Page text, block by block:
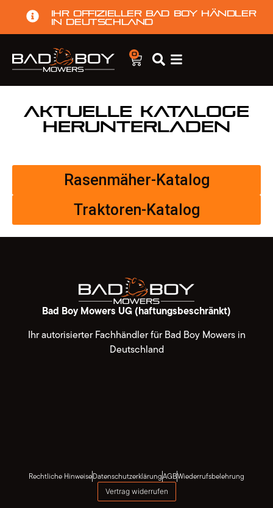
Ihr offizieller Bad Boy Händler
in Deutschland
0
Aktuelle Kataloge
herunterladen
Rasenmäher-Katalog
Traktoren-Katalog
Bad Boy Mowers UG (haftungsbeschränkt)
Ihr autorisierter Fachhändler für Bad Boy Mowers in
Deutschland
Rechtliche HinweiseDatenschutzerklärungAGBWiederrufsbelehrung
Vertrag widerrufen